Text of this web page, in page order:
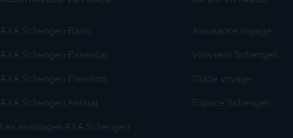
AXA Schengen Basic
AXA Schengen Essential
AXA Schengen Premium
AXA Schengen Annual
Les avantages AXA Schengen
Assurance voyage
Visa vers Schengen
Guide voyage
Espace Schengen